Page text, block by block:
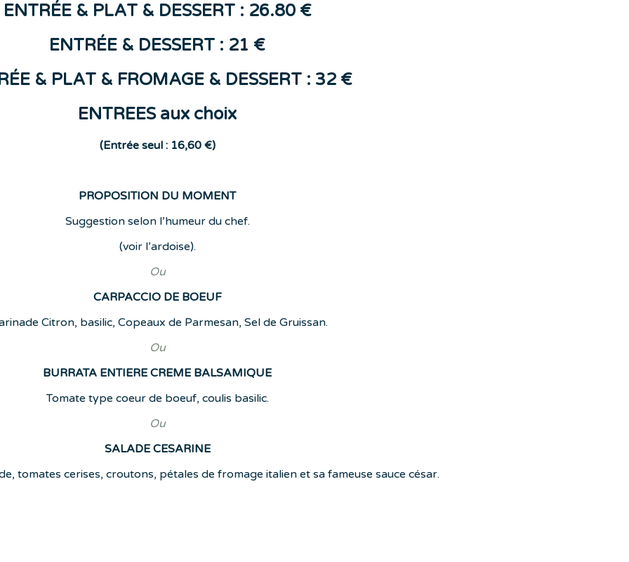
ENTRÉE & PLAT & DESSERT : 26.80 €
ENTRÉE & DESSERT : 21 €
& PLAT & FROMAGE & DESSERT : 32 €
ENTREES aux choix
(Entrée seul : 16,60 €)
PROPOSITION DU MOMENT
Suggestion selon l’humeur du chef.
(voir l’ardoise).
Ou
CARPACCIO DE BOEUF
Citron, basilic, Copeaux de Parmesan, Sel de Gruissan.
Ou
BURRATA ENTIERE CREME BALSAMIQUE
Tomate type coeur de boeuf, coulis basilic.
Ou
SALADE CESARINE
tomates cerises, croutons, pétales de fromage italien et sa fameuse sauce césar.